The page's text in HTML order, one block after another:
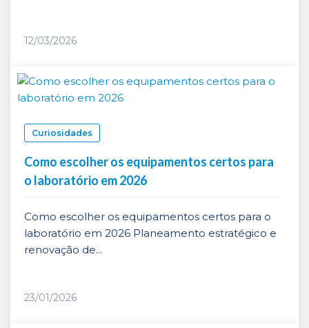
12/03/2026
Curiosidades
Como escolher os equipamentos certos para
o laboratório em 2026
Como escolher os equipamentos certos para o
laboratório em 2026 Planeamento estratégico e
renovação de...
23/01/2026